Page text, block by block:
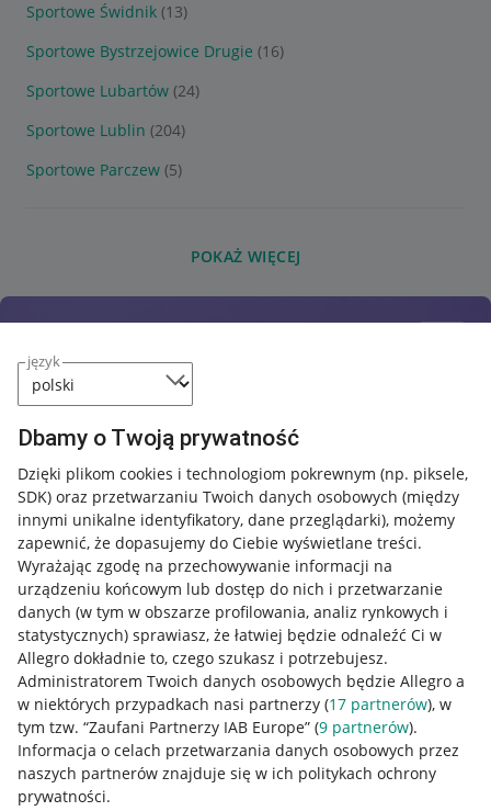
język
Dbamy o Twoją prywatność
Dzięki plikom cookies i technologiom pokrewnym (np. piksele,
SDK) oraz przetwarzaniu Twoich danych osobowych (między
innymi unikalne identyfikatory, dane przeglądarki), możemy
zapewnić, że dopasujemy do Ciebie wyświetlane treści.
Wyrażając zgodę na przechowywanie informacji na
urządzeniu końcowym lub dostęp do nich i przetwarzanie
danych (w tym w obszarze profilowania, analiz rynkowych i
statystycznych) sprawiasz, że łatwiej będzie odnaleźć Ci w
Allegro dokładnie to, czego szukasz i potrzebujesz.
Administratorem Twoich danych osobowych będzie Allegro a
w niektórych przypadkach nasi partnerzy (17 partnerów), w
tym tzw. “Zaufani Partnerzy IAB Europe” (9 partnerów).
Informacja o celach przetwarzania danych osobowych przez
naszych partnerów znajduje się w ich politykach ochrony
prywatności.
Sportowe Świdnik (13)
Sportowe Bystrzejowice Drugie (16)
Sportowe Lubartów (24)
Sportowe Lublin (204)
Sportowe Parczew (5)
POKAŻ WIĘCEJ
Przydatne informacje
Jak to działa